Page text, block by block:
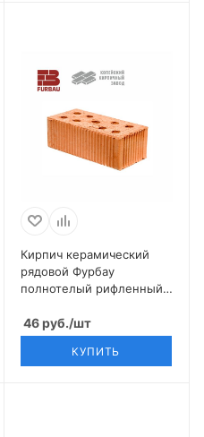
Кирпич керамический
рядовой Фурбау
полнотелый рифленный
46руб./шт
КУПИТЬ